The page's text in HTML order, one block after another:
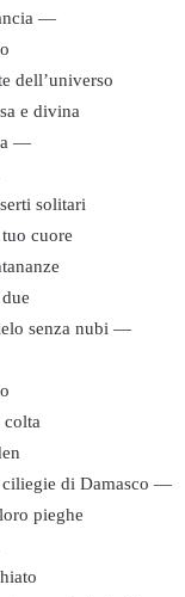
— L’arco della tua guancia
dell’universo,
e divina.
— Ah, la tua guancia…
solitari…
cuore
— La tua pelle è un cielo senza nubi,
colta
— Le tue labbra sono ciliegie di Damasco,
pieghe